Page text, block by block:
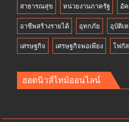
สาธารณสุข หน่วยงานภาครัฐ อั
อาชีพสร้างรายได้ อุทกภัย อุบัติเ
เศรษฐกิจ เศรษฐกิจพอเพียง โฟกั
ฮอตนิวส์ไทม์ออนไลน์